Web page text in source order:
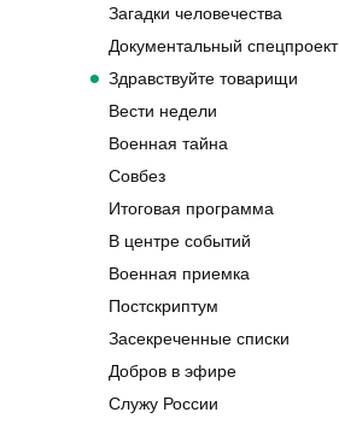
Загадки человечества
Документальный спецпроект
Здравствуйте товарищи
Вести недели
Военная тайна
Совбез
Итоговая программа
В центре событий
Военная приемка
Постскриптум
Засекреченные списки
Добров в эфире
Служу России